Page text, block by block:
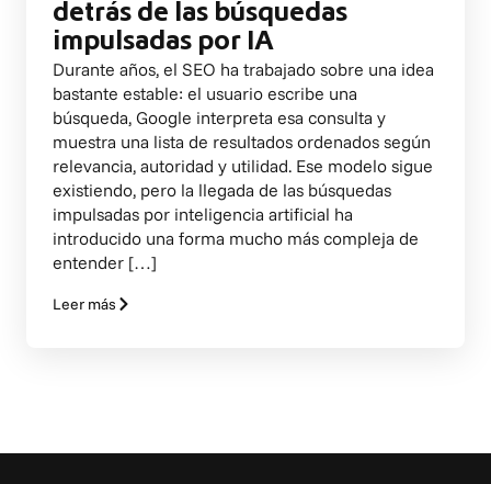
detrás de las búsquedas
impulsadas por IA
Durante años, el SEO ha trabajado sobre una idea
bastante estable: el usuario escribe una
búsqueda, Google interpreta esa consulta y
muestra una lista de resultados ordenados según
relevancia, autoridad y utilidad. Ese modelo sigue
existiendo, pero la llegada de las búsquedas
impulsadas por inteligencia artificial ha
introducido una forma mucho más compleja de
entender […]
Leer más